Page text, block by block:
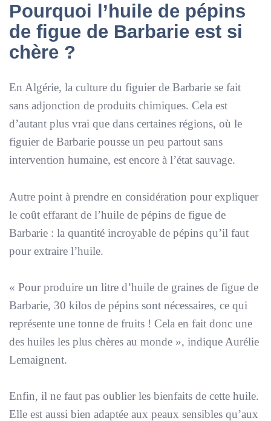
Pourquoi l’huile de pépins
de figue de Barbarie est si
chère ?
En Algérie, la culture du figuier de Barbarie se fait
sans adjonction de produits chimiques. Cela est
d’autant plus vrai que dans certaines régions, où le
figuier de Barbarie pousse un peu partout sans
intervention humaine, est encore à l’état sauvage.
Autre point à prendre en considération pour expliquer
le coût effarant de l’huile de pépins de figue de
Barbarie : la quantité incroyable de pépins qu’il faut
pour extraire l’huile.
« Pour produire un litre d’huile de graines de figue de
Barbarie, 30 kilos de pépins sont nécessaires, ce qui
représente une tonne de fruits ! Cela en fait donc une
des huiles les plus chères au monde », indique Aurélie
Lemaignent.
Enfin, il ne faut pas oublier les bienfaits de cette huile.
Elle est aussi bien adaptée aux peaux sensibles qu’aux